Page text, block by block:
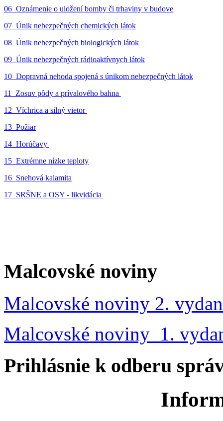
06_Oznámenie o uložení bomby či trhaviny v budove
07_Únik nebezpečných chemických látok
08_Únik nebezpečných biologických látok
09_Únik nebezpečných rádioaktívnych látok
10_Dopravná nehoda spojená s únikom nebezpečných látok
11_Zosuv pôdy a prívalového bahna
12_Víchrica a silný vietor
13_Požiar
14_Horúčavy
15_Extrémne nízke teploty
16_Snehová kalamita
17_SRŠNE a OSY - likvidácia
Malcovské noviny
Malcovské noviny 2.
Malcovské noviny 1.
Prihlásnie k odberu